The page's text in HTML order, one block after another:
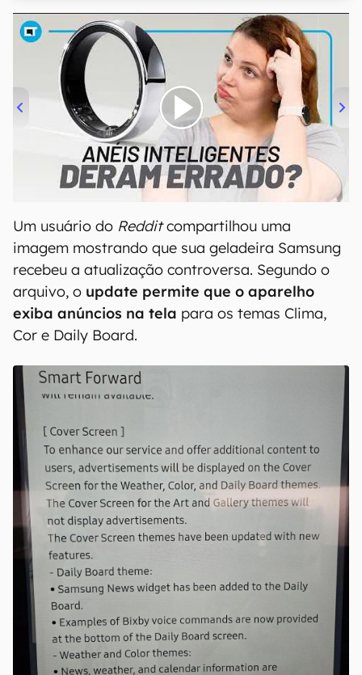
00:00/21:11
Um usuário do Redditcompartilhou uma
imagem mostrando que sua geladeira Samsung
recebeu a atualização controversa. Segundo o
arquivo, o update permite que o aparelho
exiba anúncios na tela para os temas Clima,
Cor e Daily Board.